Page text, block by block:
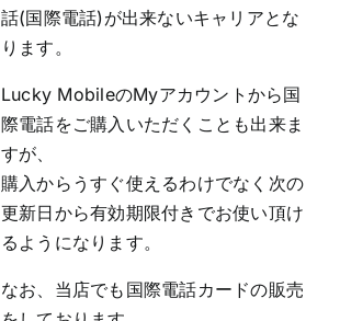
話(国際電話)が出来ないキャリアとな
ります。
Lucky MobileのMyアカウントから国
際電話をご購入いただくことも出来ま
すが、
購入からうすぐ使えるわけでなく次の
更新日から有効期限付きでお使い頂け
るようになります。
なお、当店でも国際電話カードの販売